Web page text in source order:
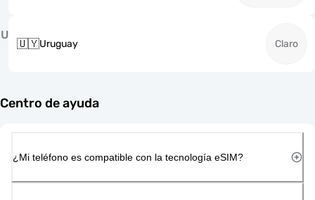
U
🇺🇾Uruguay Claro
Centro de ayuda
¿Mi teléfono es compatible con la tecnología eSIM?